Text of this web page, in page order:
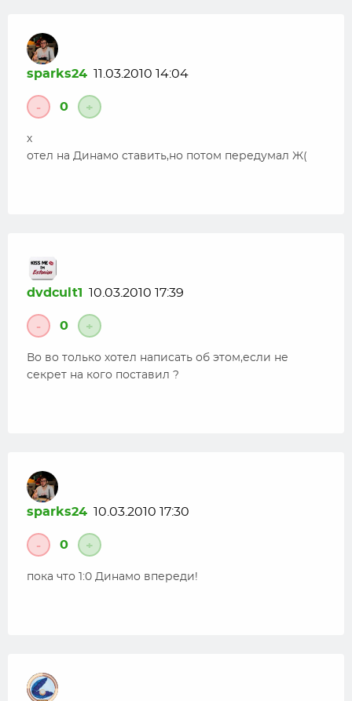
sparks24 11.03.2010 14:04
- 0 +
х
отел на Динамо ставить,но потом передумал Ж(
dvdcult1 10.03.2010 17:39
- 0 +
Во во только хотел написать об этом,если не
секрет на кого поставил ?
sparks24 10.03.2010 17:30
- 0 +
пока что 1:0 Динамо впереди!